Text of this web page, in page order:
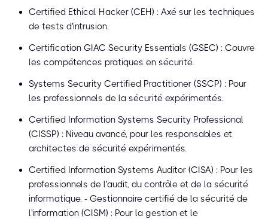
Certified Ethical Hacker (CEH) : Axé sur les techniques
de tests d'intrusion.
Certification GIAC Security Essentials (GSEC) : Couvre
les compétences pratiques en sécurité.
Systems Security Certified Practitioner (SSCP) : Pour
les professionnels de la sécurité expérimentés.
Certified Information Systems Security Professional
(CISSP) : Niveau avancé, pour les responsables et
architectes de sécurité expérimentés.
Certified Information Systems Auditor (CISA) : Pour les
professionnels de l'audit, du contrôle et de la sécurité
informatique. - Gestionnaire certifié de la sécurité de
l'information (CISM) : Pour la gestion et le